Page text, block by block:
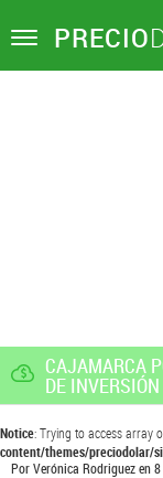
Toggle PRECIO
CAJAMARCA
DE
Notice: Trying to access array
content/themes/preciodolar/
PorVerónica Rodriguezen